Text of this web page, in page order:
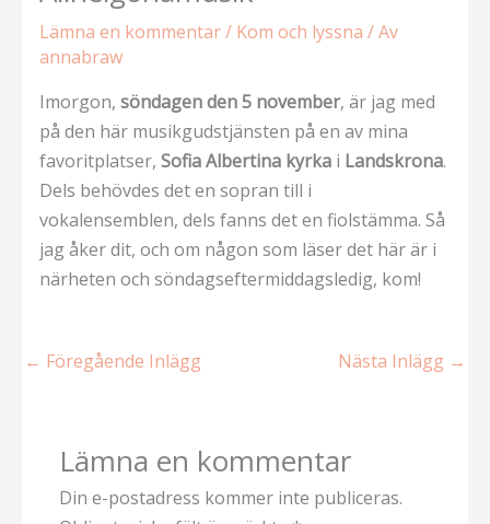
Lämna en kommentar/ Kom och lyssna / Av
annabraw
Imorgon, söndagen den 5 november, är jag med
på den här musikgudstjänsten på en av mina
favoritplatser, Sofia Albertina kyrka i Landskrona.
Dels behövdes det en sopran till i
vokalensemblen, dels fanns det en fiolstämma. Så
jag åker dit, och om någon som läser det här är i
närheten och söndagseftermiddagsledig, kom!
← Föregående Inlägg Nästa Inlägg →
Lämna en kommentar
Din e-postadress kommer inte publiceras.